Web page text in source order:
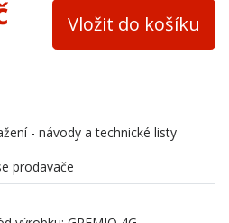
Vložit do košíku
- návody a technické listy
prodavače